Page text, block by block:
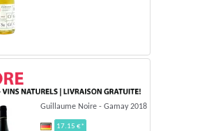
Guillaume Noire - Gamay 2018
17.15 €*